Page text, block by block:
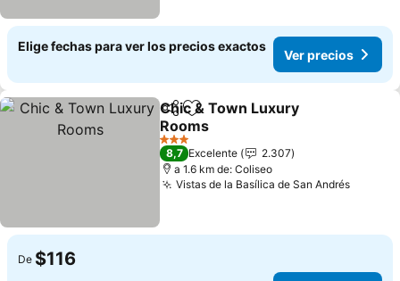
Elige fechas para ver los precios exactos
Ver precios
CompartirAgregar a favoritos
Chic & Town Luxury
Rooms
3 Estrellas
8,7 Excelente
2.307
a 1.6 km de: Coliseo
Vistas de la Basílica de San Andrés
De $116